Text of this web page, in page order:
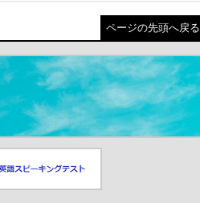
ページの先頭へ戻る
キングテスト
開きます）